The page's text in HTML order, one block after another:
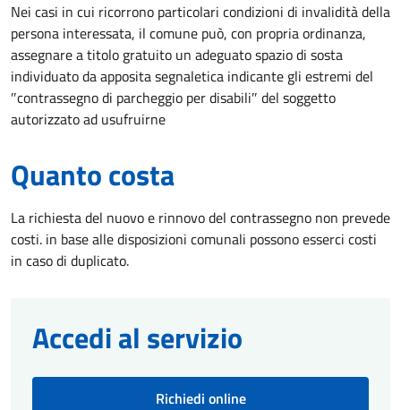
Nei casi in cui ricorrono particolari condizioni di invalidità della
persona interessata, il comune può, con propria ordinanza,
assegnare a titolo gratuito un adeguato spazio di sosta
individuato da apposita segnaletica indicante gli estremi del
″contrassegno di parcheggio per disabili″ del soggetto
autorizzato ad usufruirne
Quanto costa
La richiesta del nuovo e rinnovo del contrassegno non prevede
costi. in base alle disposizioni comunali possono esserci costi
in caso di duplicato.
Accedi al servizio
Richiedi online